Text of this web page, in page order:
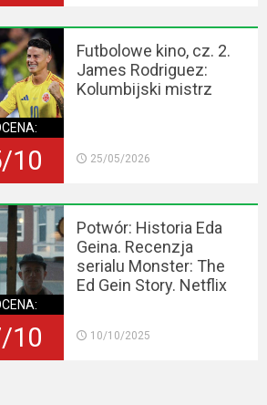
10
Futbolowe kino, cz. 2.
James Rodriguez:
Kolumbijski mistrz
25/05/2026
10
Potwór: Historia Eda
Geina. Recenzja
serialu Monster: The
Ed Gein Story. Netflix
10/10/2025